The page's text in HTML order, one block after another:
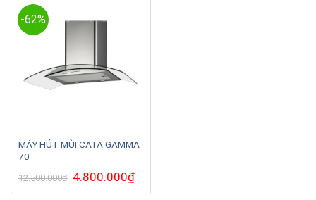
-62%
MÁY HÚT MÙI CATA GAMMA
70
12.500.000₫ Giá
gốc
là:
4.800.000₫Giá
hiện
tại